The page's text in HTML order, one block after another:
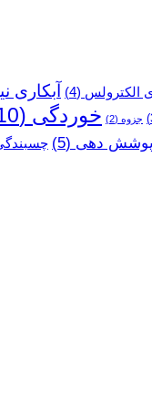
الکترولس (4) آبکاری
جزوه (2) خوردگی (10)
پوشش دهی (5)